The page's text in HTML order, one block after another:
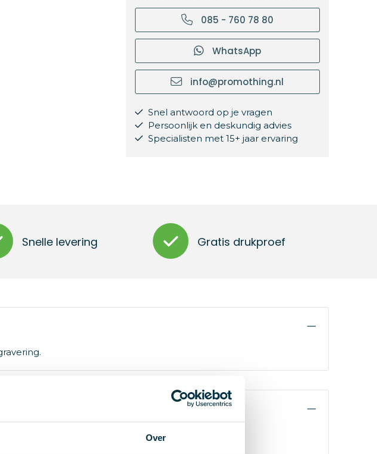
Over
085 - 760 78 80
WhatsApp
info@promothing.nl
Snel antwoord op je vragen
Persoonlijk en deskundig advies
Specialisten met 15+ jaar ervaring
Snelle levering Gratis drukproef